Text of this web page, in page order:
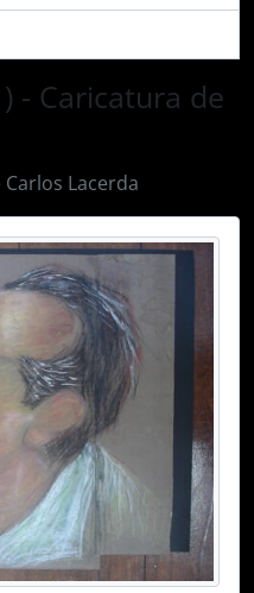
- Caricatura de
Lacerda